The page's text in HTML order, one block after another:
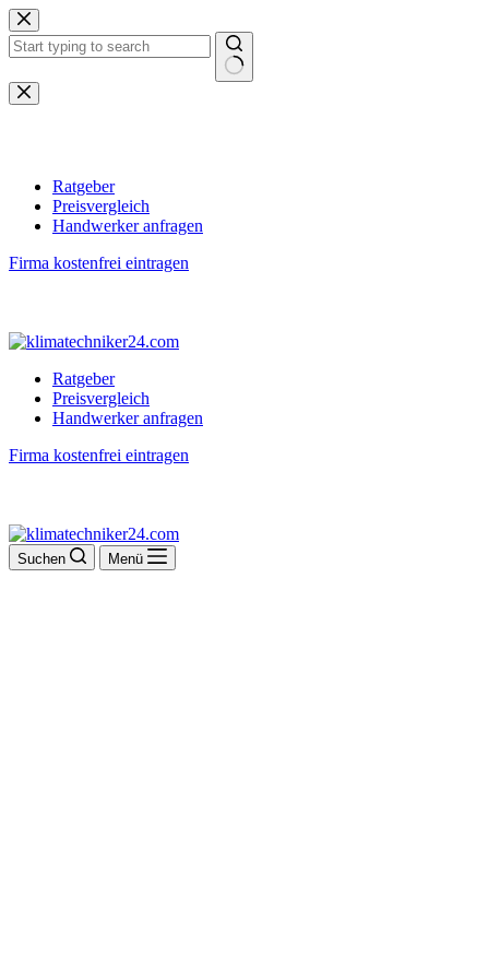
Zum
Inhalt
springen
Keine
Ergebnisse
Ratgeber
Preisvergleich
Handwerker anfragen
Firma kostenfrei eintragen
Ratgeber
Preisvergleich
Handwerker anfragen
Firma kostenfrei eintragen
Suchen Menü